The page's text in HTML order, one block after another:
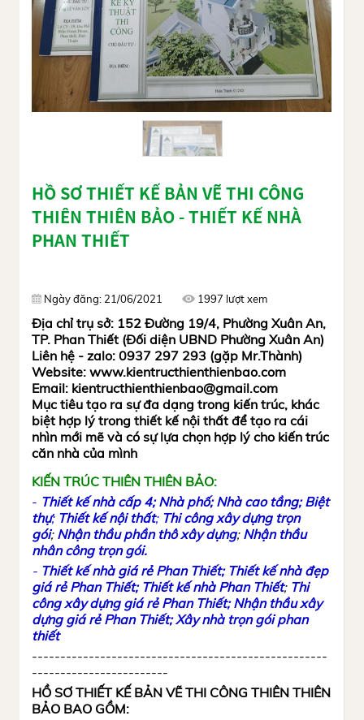
HỒ SƠ THIẾT KẾ BẢN VẼ THI CÔNG
THIÊN THIÊN BẢO - THIẾT KẾ NHÀ
PHAN THIẾT
Ngày đăng: 21/06/2021 1997 lượt xem
Địa chỉ trụ sở: 152 Đường 19/4, Phường Xuân An,
TP. Phan Thiết (Đối diện UBND Phường Xuân An)
Liên hệ - zalo: 0937 297 293 (gặp Mr.Thành)
Website: www.kientructhienthienbao.com
Email: kientructhienthienbao@gmail.com
Mục tiêu tạo ra sự đa dạng trong kiến trúc, khác
biệt hợp lý trong thiết kế nội thất để tạo ra cái
nhìn mới mẽ và có sự lựa chọn hợp lý cho kiến trúc
căn nhà của mình
KIẾN TRÚC THIÊN THIÊN BẢO:
- Thiết kế nhà cấp 4; Nhà phố; Nhà cao tầng; Biệt
thự;Thiết kế nội thất;Thi công xây dựng trọn
gói;Nhận thầu phần thô xây dựng;Nhận thầu
nhân công trọn gói.
- Thiết kế nhà giá rẻ Phan Thiết; Thiết kế nhà đẹp
giá rẻ Phan Thiết; Thiết kế nhà Phan Thiết; Thi
công xây dựng giá rẻ Phan Thiết; Nhận thầu xây
dựng giá rẻ Phan Thiết; Xây nhà trọn gói phan
thiết
----------------------------------------------------
------------------------
HỒ SƠ THIẾT KẾ BẢN VẼ THI CÔNG THIÊN THIÊN
BẢO BAO GỒM: